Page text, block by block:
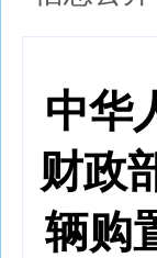
中华
财政
辆购